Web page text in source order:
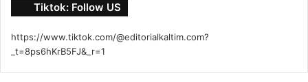
Tiktok: Follow US
https://www.tiktok.com/@editorialkaltim.com?
_t=8ps6hKrB5FJ&_r=1